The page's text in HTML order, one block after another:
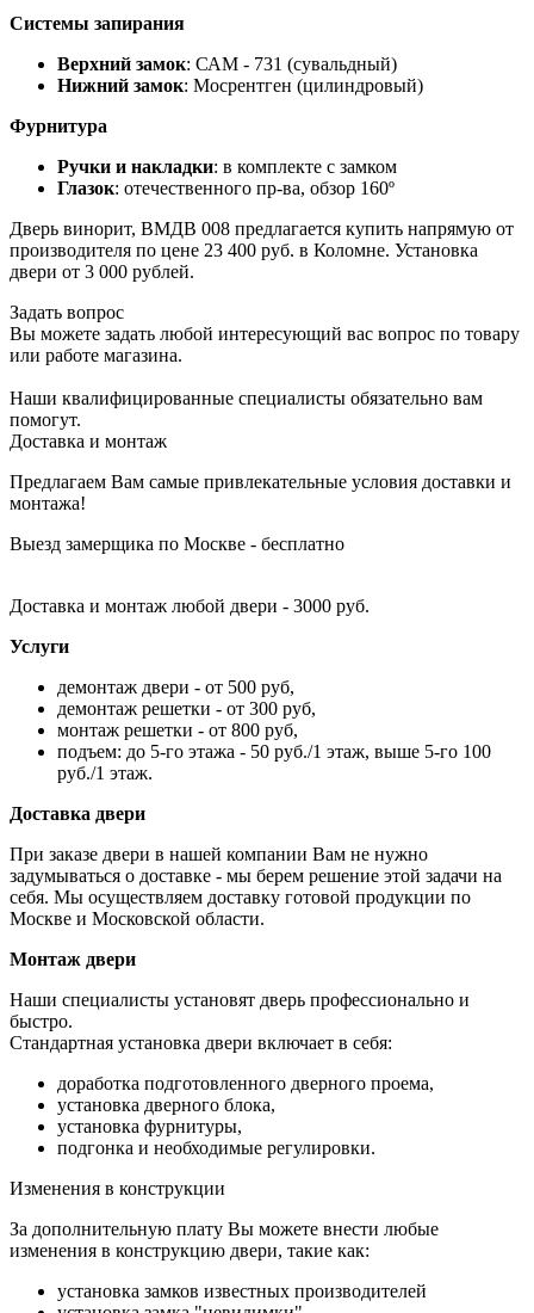
Системы запирания
Верхний замок: САМ - 731 (сувальдный)
Нижний замок: Мосрентген (цилиндровый)
Фурнитура
Ручки и накладки: в комплекте с замком
Глазок: отечественного пр-ва, обзор 160º
Дверь винорит, ВМДВ 008 предлагается купить напрямую от
производителя по цене 23 400 руб. в Коломне. Установка
двери от 3 000 рублей.
Задать вопрос
Вы можете задать любой интересующий вас вопрос по товару
или работе магазина.
Наши квалифицированные специалисты обязательно вам
помогут.
Доставка и монтаж
Предлагаем Вам самые привлекательные условия доставки и
монтажа!
Выезд замерщика по Москве - бесплатно
Доставка и монтаж любой двери - 3000 руб.
Услуги
демонтаж двери - от 500 руб,
демонтаж решетки - от 300 руб,
монтаж решетки - от 800 руб,
подъем: до 5-го этажа - 50 руб./1 этаж, выше 5-го 100
руб./1 этаж.
Доставка двери
При заказе двери в нашей компании Вам не нужно
задумываться о доставке - мы берем решение этой задачи на
себя. Мы осуществляем доставку готовой продукции по
Москве и Московской области.
Монтаж двери
Наши специалисты установят дверь профессионально и
быстро.
Стандартная установка двери включает в себя:
доработка подготовленного дверного проема,
установка дверного блока,
установка фурнитуры,
подгонка и необходимые регулировки.
Изменения в конструкции
За дополнительную плату Вы можете внести любые
изменения в конструкцию двери, такие как:
установка замков известных производителей